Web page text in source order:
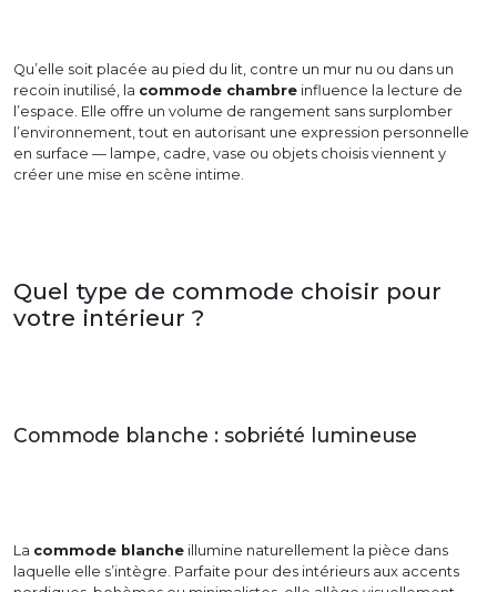
Qu’elle soit placée au pied du lit, contre un mur nu ou dans un
recoin inutilisé, la commode chambre influence la lecture de
l’espace. Elle offre un volume de rangement sans surplomber
l’environnement, tout en autorisant une expression personnelle
en surface — lampe, cadre, vase ou objets choisis viennent y
créer une mise en scène intime.
Quel type de commode choisir pour
votre intérieur ?
Commode blanche : sobriété lumineuse
La commode blanche illumine naturellement la pièce dans
laquelle elle s’intègre. Parfaite pour des intérieurs aux accents